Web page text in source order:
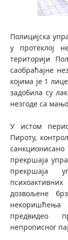
Полицијска
у протеклој
територији
саобраћајне
којима je 1
задобила су
незгоде са
У истом
Пироту,
прекршаја
прекршаја
дозвољене
некоришћења
предвидео
непрописног